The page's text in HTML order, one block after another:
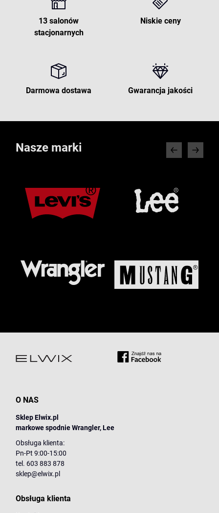
13 salonów
stacjonarnych
Niskie ceny
Darmowa dostawa Gwarancja jakości
Nasze marki
O NAS
Sklep Elwix.pl
markowe spodnie Wrangler, Lee
Obsługa klienta:
Pn-Pt 9:00-15:00
tel. 603 883 878
sklep@elwix.pl
Obsługa klienta